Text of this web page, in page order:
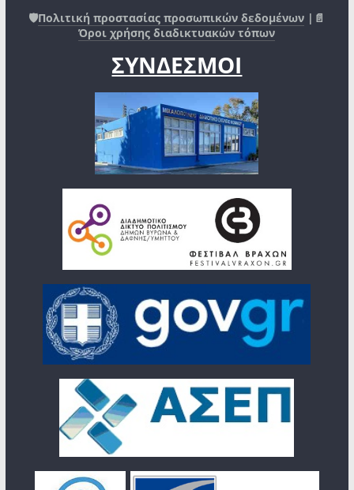
🛡️Πολιτική προστασίας προσωπικών δεδομένων |📄
Όροι χρήσης διαδικτυακών τόπων
ΣΥΝΔΕΣΜΟΙ